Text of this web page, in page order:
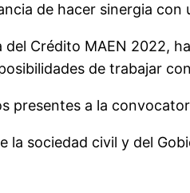
de hacer sinergia con
del Crédito MAEN 2022,
de trabajar
presentes a la
la sociedad civil y del